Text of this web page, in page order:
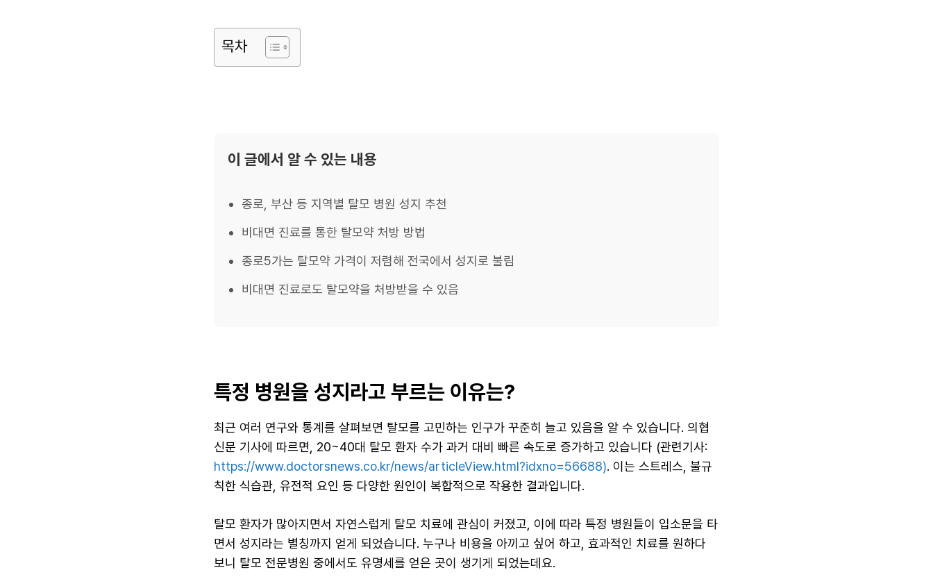
목차
이 글에서 알 수 있는 내용
종로, 부산 등 지역별 탈모 병원 성지 추천
비대면 진료를 통한 탈모약 처방 방법
종로5가는 탈모약 가격이 저렴해 전국에서 성지로 불림
비대면 진료로도 탈모약을 처방받을 수 있음
특정 병원을 성지라고 부르는 이유는?
최근 여러 연구와 통계를 살펴보면 탈모를 고민하는 인구가 꾸준히 늘고 있음을 알 수 있습니다. 의협
신문 기사에 따르면, 20~40대 탈모 환자 수가 과거 대비 빠른 속도로 증가하고 있습니다 (관련기사:
https://www.doctorsnews.co.kr/news/articleView.html?idxno=56688). 이는 스트레스, 불규
칙한 식습관, 유전적 요인 등 다양한 원인이 복합적으로 작용한 결과입니다.
탈모 환자가 많아지면서 자연스럽게 탈모 치료에 관심이 커졌고, 이에 따라 특정 병원들이 입소문을 타
면서 성지라는 별칭까지 얻게 되었습니다. 누구나 비용을 아끼고 싶어 하고, 효과적인 치료를 원하다
보니 탈모 전문병원 중에서도 유명세를 얻은 곳이 생기게 되었는데요.